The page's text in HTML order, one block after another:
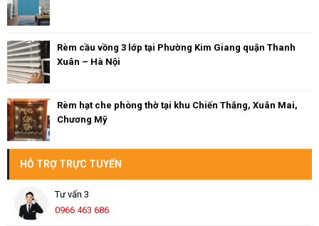
Rèm cầu vồng 3 lớp tại Phường Kim Giang quận Thanh
Xuân – Hà Nội
Rèm hạt che phòng thờ tại khu Chiến Thắng, Xuân Mai,
Chương Mỹ
HỖ TRỢ TRỰC TUYẾN
Tư vấn 3
0966 463 686